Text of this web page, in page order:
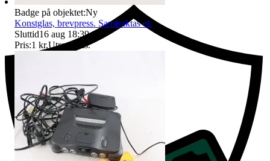
Badge på objektet:Ny
Konstglas, brevpress. Samfraktas ej.
Sluttid16 aug 18:39.
Pris:1 kr,Utropspris.